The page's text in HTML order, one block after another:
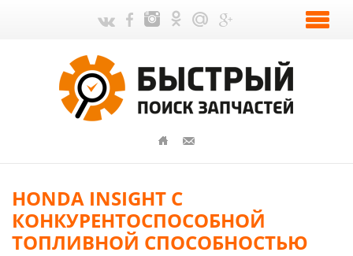
HONDA INSIGHT C
КОНКУРЕНТОСПОСОБНОЙ
ТОПЛИВНОЙ СПОСОБНОСТЬЮ